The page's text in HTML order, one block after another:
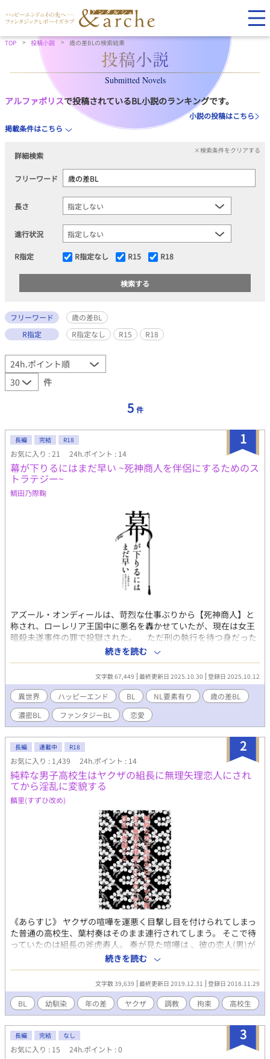
TOP 投稿小説 歳の差BLの検索結果
Submitted Novels
アルファポリスで投稿されているBL小説のランキングです。
小説の投稿はこちら
掲載条件はこちら
詳細検索
×検索条件をクリアする
フリーワード
長さ
進行状況
R指定 R指定なし R15 R18
フリーワード
歳の差BL
R指定
R指定なし R15 R18
件
5 件
1
長編 完結 R18
お気に入り : 21 24h.ポイント : 14
幕が下りるにはまだ早い ~死神商人を伴侶にするためのス
トラテジー~
鯛田乃際鞠
アズール・オンディールは、苛烈な仕事ぶりから【死神商人】と
称され、ローレリア王国中に悪名を轟かせていたが、現在は女王
暗殺未遂事件の罪で投獄された。 ただ刑の執行を待つ身だった
が、1年経ったある日――。 「我が最愛を、お迎えに上がりまし
た」 王国一の騎士セレス・フィンレイの伴侶として釈放される事
となった。 ２０年ぶりの再会や、セレスの幼少期に世話をしてい
た頃を懐かしむ暇もなく、アズールは詰め寄られる。 「其方は、
この茶番をもって、何を隠そうとした？」 ――女王暗殺未遂事件
の犯人は別にいる。 女王と共に、セレスはアズールの無実を確信
しているが アズールは頑なに認めようとしない。 「必ずや貴方自
身の言葉をもって、無実だと語って頂きます」 「ハッ、精々頑張
り給えよ」 「その暁には、必ずや、正式な伴侶となって頂きま
す……」 死神商人の心の内に隠された真実と、重く拗れた初恋。
年下努力家スパダリ騎士×年上アウトロー紳士の駆け引きの幕が
上がる。
続きを読む
文字数 67,449 最終更新日 2025.10.30 登録日 2025.10.12
異世界 ハッピーエンド BL NL要素有り
歳の差BL
濃密BL
ファンタジーBL 恋愛
2
長編 連載中 R18
お気に入り : 1,439 24h.ポイント : 14
純粋な男子高校生はヤクザの組長に無理矢理恋人にされ
てから淫乱に変貌する
麟里(すずひ改め)
《あらすじ》 ヤクザの喧嘩を運悪く目撃し目を付けられてしまっ
た普通の高校生、葉村奏はそのまま連行されてしまう。 そこで待
っていたのは組長の斧虎寿人。 奏が見た喧嘩は 、彼の恋人(男)が
敵対する組の情報屋だったことが分かり本人を痛めつけてやって
いたとの話だった。 恋人を失って心が傷付いていた寿人は奏を試
してみるなどと言い出す。 女も未体験の奏は、寿人に抱かれて初
めて自分の恋愛対象が男だと自覚する。 とはいっても、初めての
相手はヤクザ。 あまり関わりたくないのだが、体の相性がとても
良く、嫌だとも思わない…… 微妙な関係の中で奏は寿人との繋が
りを保ち続ける。 ヤクザ×高校生の、歳の差BL 。 エロ多め。
続きを読む
文字数 39,639 最終更新日 2019.12.31 登録日 2018.11.29
BL 幼馴染 年の差 ヤクザ 調教 拘束 高校生
3
長編 完結 なし
お気に入り : 15 24h.ポイント : 0